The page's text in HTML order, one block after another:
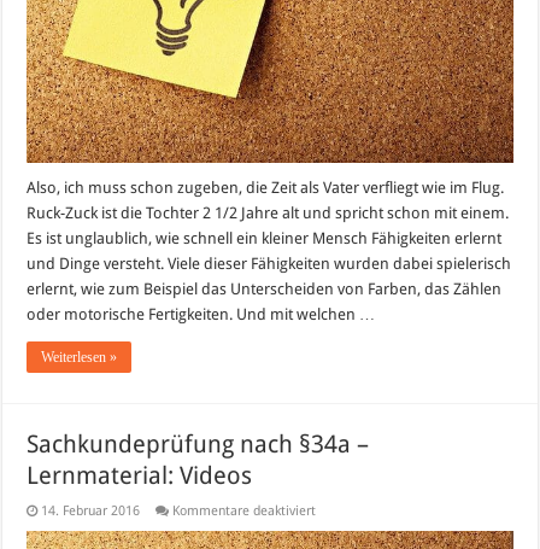
Also, ich muss schon zugeben, die Zeit als Vater verfliegt wie im Flug.
Ruck-Zuck ist die Tochter 2 1/2 Jahre alt und spricht schon mit einem.
Es ist unglaublich, wie schnell ein kleiner Mensch Fähigkeiten erlernt
und Dinge versteht. Viele dieser Fähigkeiten wurden dabei spielerisch
erlernt, wie zum Beispiel das Unterscheiden von Farben, das Zählen
oder motorische Fertigkeiten. Und mit welchen …
Weiterlesen »
Sachkundeprüfung nach §34a –
Lernmaterial: Videos
14. Februar 2016 Kommentare deaktiviertfür
nach